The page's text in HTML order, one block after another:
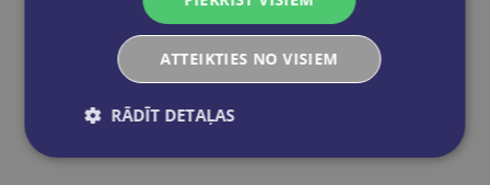
ATTEIKTIES NO VISIEM
RĀDĪT DETAĻAS